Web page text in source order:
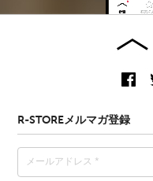
R-STOREメルマガ登録